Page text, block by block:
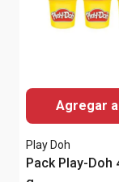
Agregar
Play Doh
Pack Play-Doh